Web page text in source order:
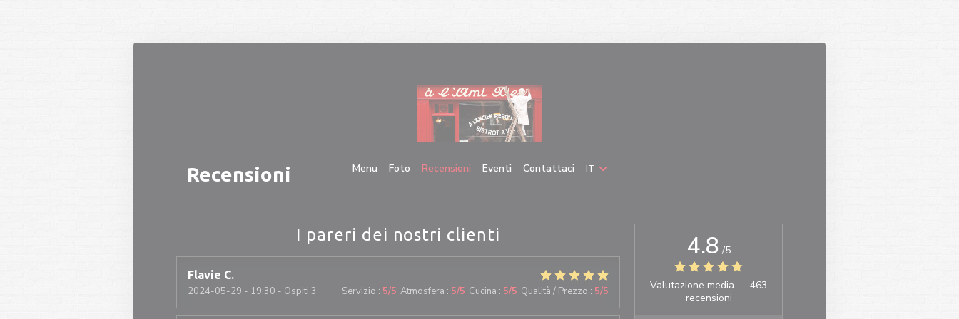
Menu Foto Recensioni Eventi Contattaci IT
Recensioni
I pareri dei nostri clienti
Flavie C
2024-05-29 - 19:30 - Ospiti 3 Servizio : 5/5 Atmosfera : 5/5 Cucina : 5/5 Qualità / Prezzo : 5/5
4.8 /5
Valutazione media — 463
recensioni